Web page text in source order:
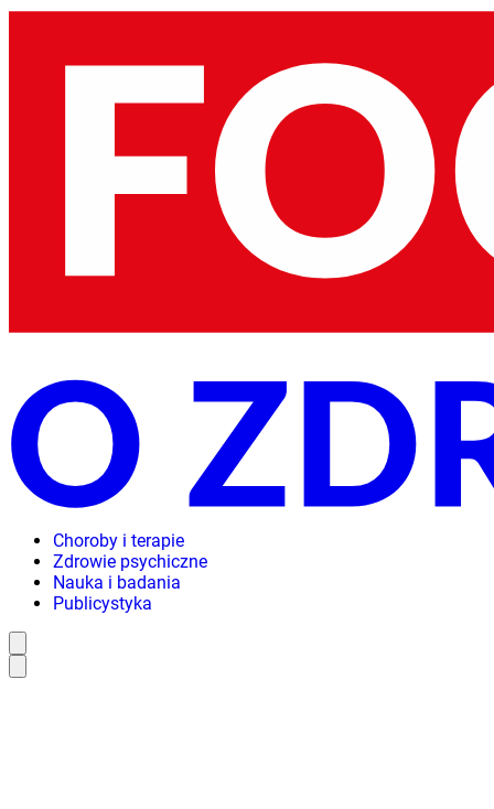
Choroby i terapie
Zdrowie psychiczne
Nauka i badania
Publicystyka